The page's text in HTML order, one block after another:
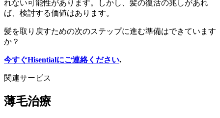
れない可能性があります。しかし、髪の復活の兆しがあれ
ば、検討する価値はあります。
髪を取り戻すための次のステップに進む準備はできています
か？
今すぐHisentialにご連絡ください.
関連サービス
薄毛治療